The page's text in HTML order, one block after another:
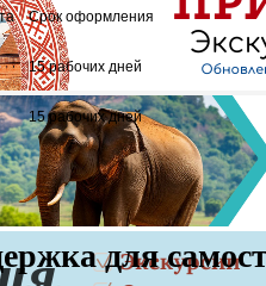
Срок оформления
15 рабочих дней
15 рабочих дней
для